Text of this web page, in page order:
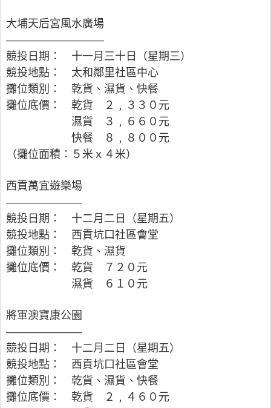
大埔天后宮風水廣場
—————————
競投日期： 十一月三十日（星期三）
競投地點： 太和鄰里社區中心
攤位類別： 乾貨、濕貨、快餐
攤位底價： 乾貨 ２﹐３３０元
濕貨 ３﹐６６０元
快餐 ８﹐８００元
（攤位面積：５米ｘ４米）
西貢萬宜遊樂場
———————
競投日期： 十二月二日（星期五）
競投地點： 西貢坑口社區會堂
攤位類別： 乾貨、濕貨
攤位底價： 乾貨 ７２０元
濕貨 ６１０元
將軍澳寶康公園
———————
競投日期： 十二月二日（星期五）
競投地點： 西貢坑口社區會堂
攤位類別： 乾貨、濕貨、快餐
攤位底價： 乾貨 ２﹐４６０元